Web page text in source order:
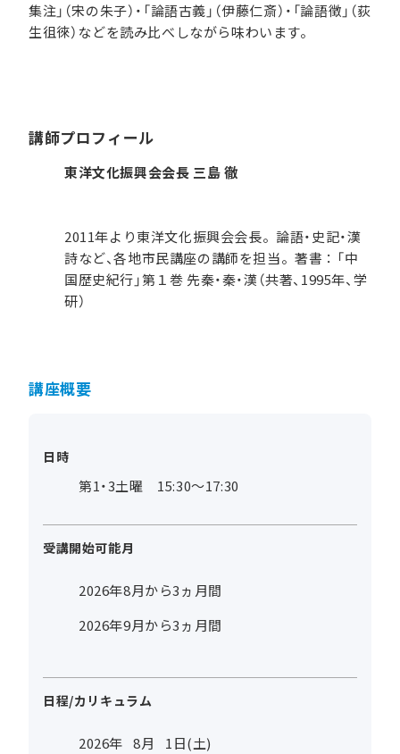
集注」（宋の朱子）・「論語古義」（伊藤仁斎）・「論語徴」（荻
生徂徠）などを読み比べしながら味わいます。
講師プロフィール
東洋文化振興会会長 三島 徹
2011年より東洋文化振興会会長。論語・史記・漢
詩など、各地市民講座の講師を担当。著書：「中
国歴史紀行」第１巻 先秦・秦・漢（共著、1995年、学
研）
講座概要
日時
第1・3土曜 15:30～17:30
受講開始可能月
2026年8月から3ヵ月間
2026年9月から3ヵ月間
日程/カリキュラム
2026年 8月 1日(土)